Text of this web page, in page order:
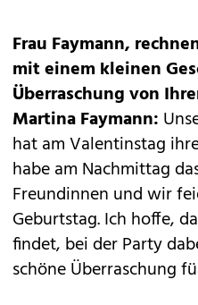
Frau Faymann,
mit einem kleinen
Überraschung von
Martina Faymann:
hat am Valentinstag
habe am Nachmittag
Freundinnen und wir
Geburtstag. Ich hoffe,
findet, bei der Party
schöne Überraschung